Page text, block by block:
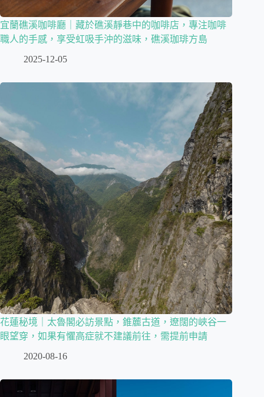
宜蘭礁溪咖啡廳｜藏於礁溪靜巷中的咖啡店，專注咖啡
職人的手感，享受虹吸手沖的滋味，礁溪珈琲方島
2025-12-05
花蓮秘境｜太魯閣必訪景點，錐麓古道，遼闊的峽谷一
眼望穿，如果有懼高症就不建議前往，需提前申請
2020-08-16